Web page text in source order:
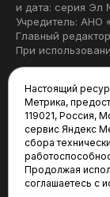
и дата: серия Эл
Учредитель: АНО
Главный
При
Редакция:
625035, Тюмень,
(3452) 68-22-28
tum-arena@mail.ru
Отдел продаж:
Настоящий
Метрика,
119021, Россия,
сервис Яндекс
сбора
Продолжая
соглашаетесь с